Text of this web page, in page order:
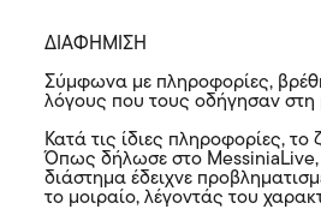
ΔΙΑΦΗΜΙΣΗ
Σύμφωνα με πληροφορίες,
λόγους που τους οδήγησαν
Κατά τις ίδιες πληροφορίες, το
Όπως δήλωσε στο MessiniaLive,
διάστημα έδειχνε
το μοιραίο, λέγοντάς του